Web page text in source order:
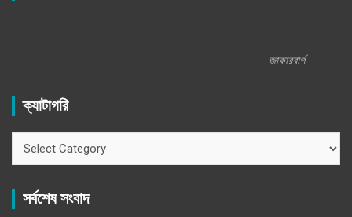
জাকারবার্গ
ক্যাটাগরি
সর্বশেষ সংবাদ